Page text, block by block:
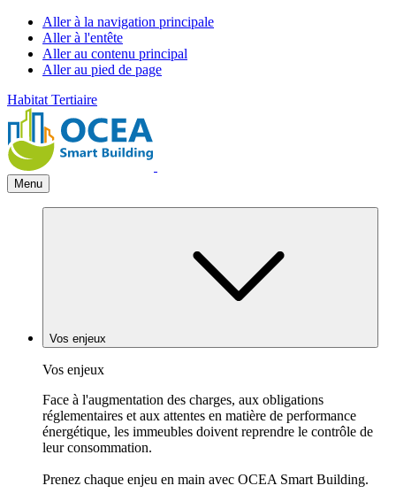
Aller à la navigation principale
Aller à l'entête
Aller au contenu principal
Aller au pied de page
Habitat Tertiaire
Menu
Vos enjeux
Vos enjeux
Face à l'augmentation des charges, aux obligations
réglementaires et aux attentes en matière de performance
énergétique, les immeubles doivent reprendre le contrôle de
leur consommation.
Prenez chaque enjeu en main avec OCEA Smart Building.